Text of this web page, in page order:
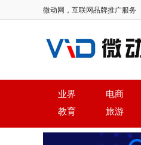
微动网，互联网品牌推广服务
业界 电商
教育
旅游